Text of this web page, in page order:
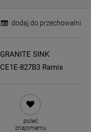
dodaj do przechowalni
GRANITE SINK
CE1E-827B3 Ramis
poleć
znajomemu